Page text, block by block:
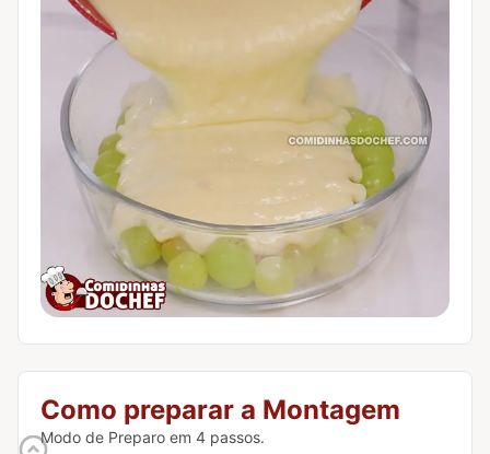
Como preparar a Montagem
Modo de Preparo em 4 passos.